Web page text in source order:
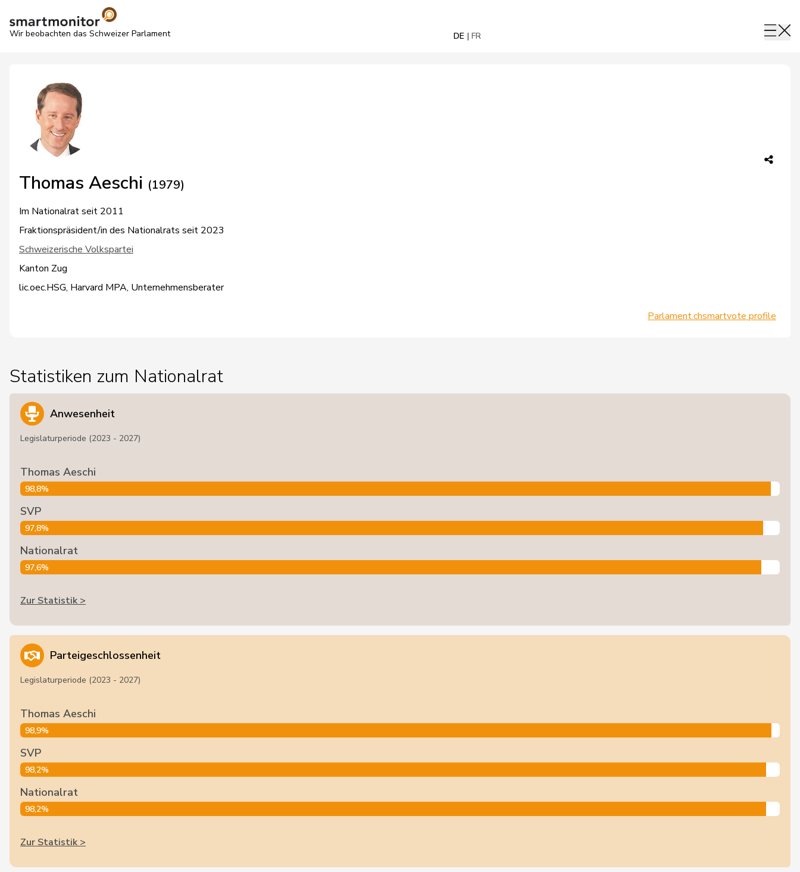
Wir beobachten das Schweizer Parlament DE FR
Thomas Aeschi (1979)
Im Nationalrat seit 2011
Fraktionspräsident/in des Nationalrats seit 2023
Schweizerische Volkspartei
Kanton Zug
lic.oec.HSG, Harvard MPA, Unternehmensberater
Parlament.chsmartvote profile
Statistiken zum Nationalrat
Anwesenheit
Legislaturperiode (2023 - 2027)
Thomas Aeschi
98,8%
SVP
97,8%
Nationalrat
97,6%
Zur Statistik >
Parteigeschlossenheit
Legislaturperiode (2023 - 2027)
Thomas Aeschi
98,9%
SVP
98,2%
Nationalrat
98,2%
Zur Statistik >